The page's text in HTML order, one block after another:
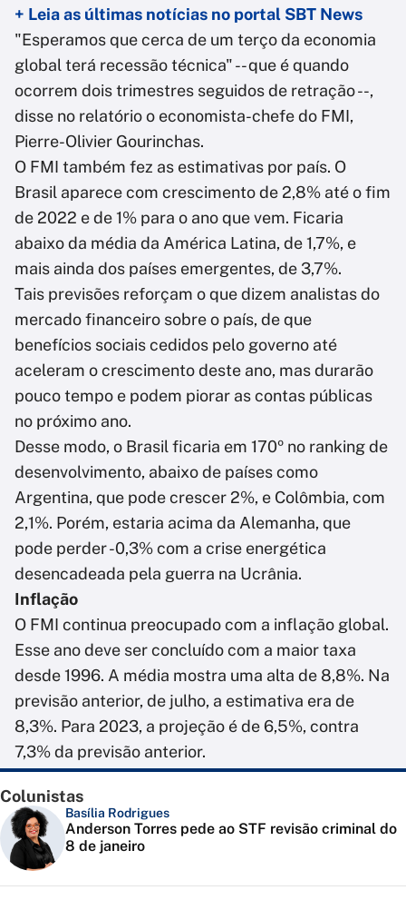
+ Leia as últimas notícias no portal SBT News
"Esperamos que cerca de um terço da economia
global terá recessão técnica" -- que é quando
ocorrem dois trimestres seguidos de retração --,
disse no relatório o economista-chefe do FMI,
Pierre-Olivier Gourinchas.
O FMI também fez as estimativas por país. O
Brasil aparece com crescimento de 2,8% até o fim
de 2022 e de 1% para o ano que vem. Ficaria
abaixo da média da América Latina, de 1,7%, e
mais ainda dos países emergentes, de 3,7%.
Tais previsões reforçam o que dizem analistas do
mercado financeiro sobre o país, de que
benefícios sociais cedidos pelo governo até
aceleram o crescimento deste ano, mas durarão
pouco tempo e podem piorar as contas públicas
no próximo ano.
Desse modo, o Brasil ficaria em 170º no ranking de
desenvolvimento, abaixo de países como
Argentina, que pode crescer 2%, e Colômbia, com
2,1%. Porém, estaria acima da Alemanha, que
pode perder -0,3% com a crise energética
desencadeada pela guerra na Ucrânia.
Inflação
O FMI continua preocupado com a inflação global.
Esse ano deve ser concluído com a maior taxa
desde 1996. A média mostra uma alta de 8,8%. Na
previsão anterior, de julho, a estimativa era de
8,3%. Para 2023, a projeção é de 6,5%, contra
7,3% da previsão anterior.
Colunistas
Basília Rodrigues
Anderson Torres pede ao STF revisão criminal do
8 de janeiro